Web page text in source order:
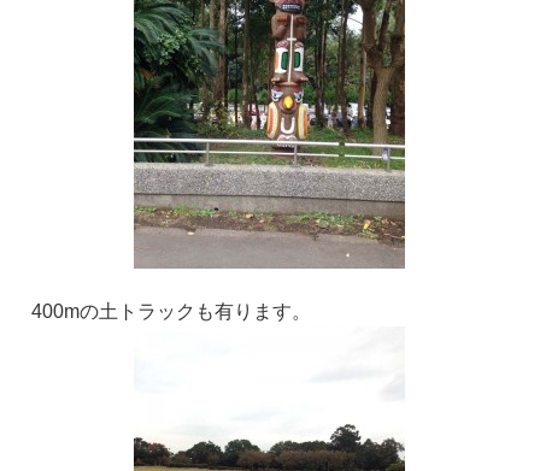
400mの土トラックも有ります。